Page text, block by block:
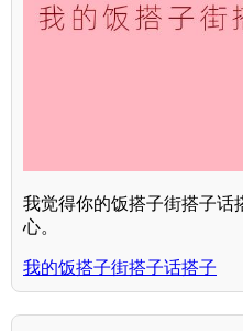
我觉得你的饭搭子街搭子话
心。
我的饭搭子街搭子话搭子